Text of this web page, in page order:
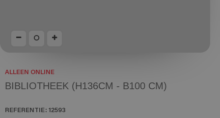
ALLEEN ONLINE
BIBLIOTHEEK (H136CM - B100 CM)
REFERENTIE: 12593